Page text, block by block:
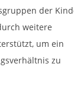
der
weitere
um ein
zu